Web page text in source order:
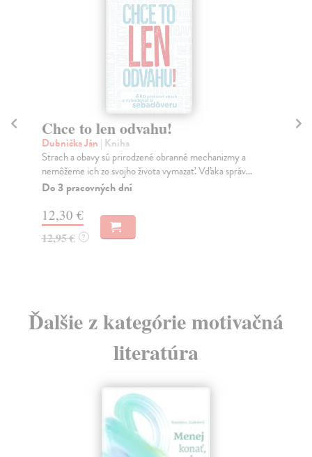
Chce to len odvahu!
Dubnička Ján | Kniha
Strach a obavy sú prirodzené obranné mechanizmy a
nemôžeme ich zo svojho života vymazať. Vďaka správ...
Do 3 pracovných dní
12,30 €
12,95 € ?
Ďalšie z kategórie motivačná
literatúra